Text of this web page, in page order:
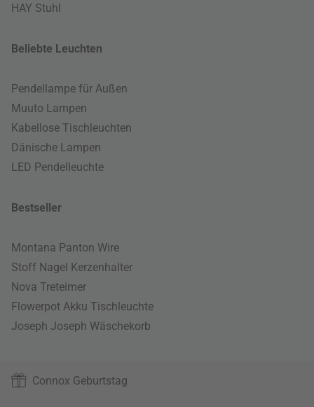
HAY Stuhl
Beliebte Leuchten
Pendellampe für Außen
Muuto Lampen
Kabellose Tischleuchten
Dänische Lampen
LED Pendelleuchte
Bestseller
Montana Panton Wire
Stoff Nagel Kerzenhalter
Nova Treteimer
Flowerpot Akku Tischleuchte
Joseph Joseph Wäschekorb
Connox Geburtstag